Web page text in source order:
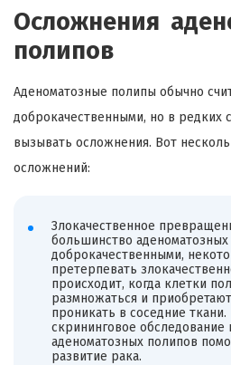
Осложнения
полипов
Аденоматозные полипы обычно
доброкачественными, но в редких
вызывать осложнения. Вот
осложнений:
Злокачественное
большинство
доброкачественными,
претерпевать
происходит, когда клетки
размножаться и
проникать в соседние ткани.
скрининговое обследование
аденоматозных полипов
развитие рака.